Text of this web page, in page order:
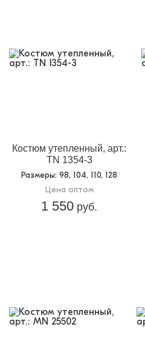
Костюм утепленный, арт.:
TN 1354-3
Размеры: 98, 104, 110, 128
Цена оптом
1 550 руб.